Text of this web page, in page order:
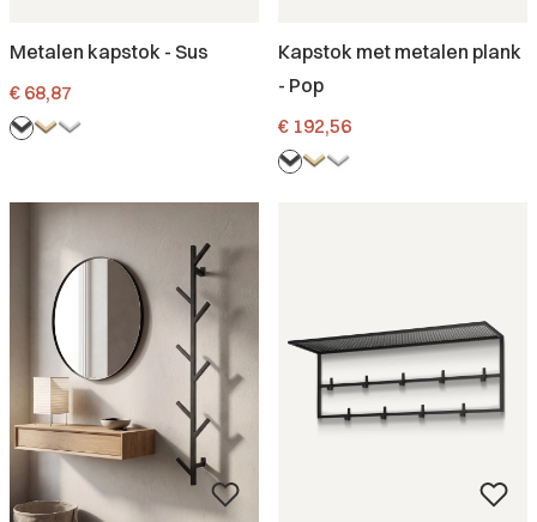
Metalen kapstok - Sus
Prijs
€ 68,87
Kapstok met metalen plank
- Pop
Prijs
€ 192,56